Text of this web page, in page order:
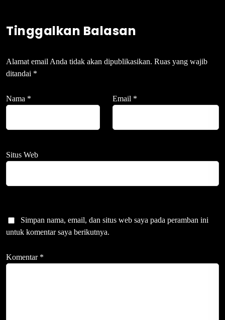
Tinggalkan Balasan
Alamat email Anda tidak akan dipublikasikan. Ruas yang wajib
ditandai *
Nama * Email *
Situs Web
Simpan nama, email, dan situs web saya pada peramban ini
untuk komentar saya berikutnya.
Komentar *